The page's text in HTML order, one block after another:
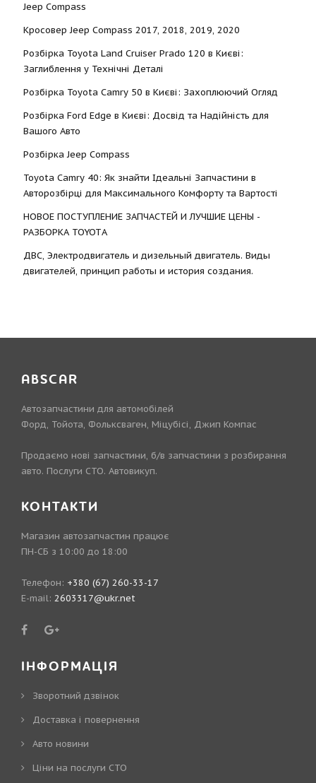
Jeep Compass
Кросовер Jeep Compass 2017, 2018, 2019, 2020
Розбірка Toyota Land Cruiser Prado 120 в Києві:
Заглиблення у Технічні Деталі
Розбірка Toyota Camry 50 в Києві: Захоплюючий Огляд
Розбірка Ford Edge в Києві: Досвід та Надійність для
Вашого Авто
Розбірка Jeep Compass
Toyota Camry 40: Як знайти Ідеальні Запчастини в
Авторозбірці для Максимального Комфорту та Вартості
НОВОЕ ПОСТУПЛЕНИЕ ЗАПЧАСТЕЙ И ЛУЧШИЕ ЦЕНЫ -
РАЗБОРКА TOYOTА
ДВС, Электродвигатель и дизельный двигатель. Виды
двигателей, принцип работы и история создания.
ABSCAR
Автозапчастини для автомобілей
Форд, Тойота, Фольксваген, Міцубісі, Джип Компас
Продаємо нові запчастини, б/в запчастини з розбирання
авто. Послуги СТО. Автовикуп.
КОНТАКТИ
Магазин автозапчастин працює
ПН-СБ з 10:00 до 18:00
Телефон: +380 (67) 260-33-17
E-mail: 2603317@ukr.net
ІНФОРМАЦІЯ
Зворотний дзвінок
Доставка і повернення
Авто новини
Ціни на послуги СТО